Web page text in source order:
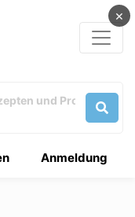
Anmeldung
×